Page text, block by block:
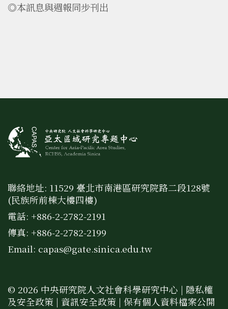
◎本訊息與週報同步刊出
聯絡地址: 11529 臺北市南港區研究院路二段128號
(民族所前棟大樓四樓)
電話: +886-2-2782-2191
傳真: +886-2-2782-2199
Email: capas@gate.sinica.edu.tw
© 2026 中央研究院人文社會科學研究中心 | 隱私權
及安全政策 | 資訊安全政策 | 保有個人資料檔案公開